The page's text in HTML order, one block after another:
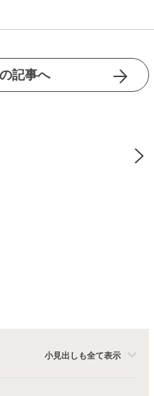
記事へ
小見出しも全て表示